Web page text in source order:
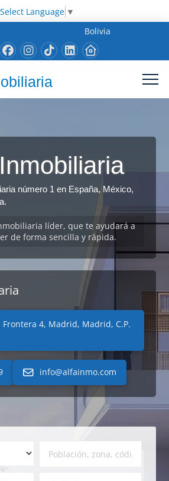
Select Language ▼
Bolivia
número 1 en España, México,
líder, que te ayudará a
de forma sencilla y rápida.
Frontera 4, Madrid, Madrid, C.P.
info@alfainmo.com